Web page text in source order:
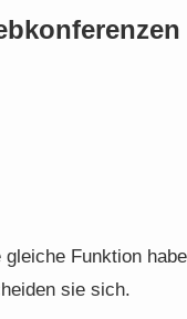
Funktion
sie sich.